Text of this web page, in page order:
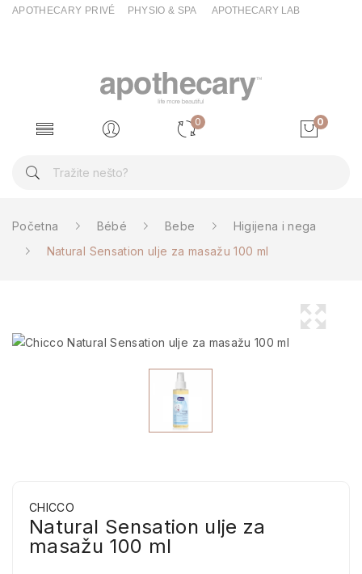
APOTHECARY PRIVÉ PHYSIO & SPA APOTHECARY LAB
0 0
Početna Bébé Bebe
Higijena i nega
Natural Sensation ulje za masažu 100 ml
CHICCO
Natural Sensation ulje za
masažu 100 ml